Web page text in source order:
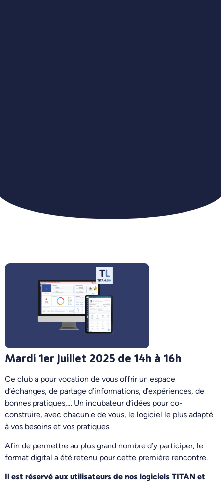
Mardi 1er Juillet 2025 de 14h à 16h
Ce club a pour vocation de vous offrir un espace
d’échanges, de partage d’informations, d’expériences, de
bonnes pratiques,… Un incubateur d’idées pour co-
construire, avec chacun.e de vous, le logiciel le plus adapté
à vos besoins et vos pratiques.
Afin de permettre au plus grand nombre d’y participer, le
format digital a été retenu pour cette première rencontre.
Il est réservé aux utilisateurs de nos logiciels TITAN et